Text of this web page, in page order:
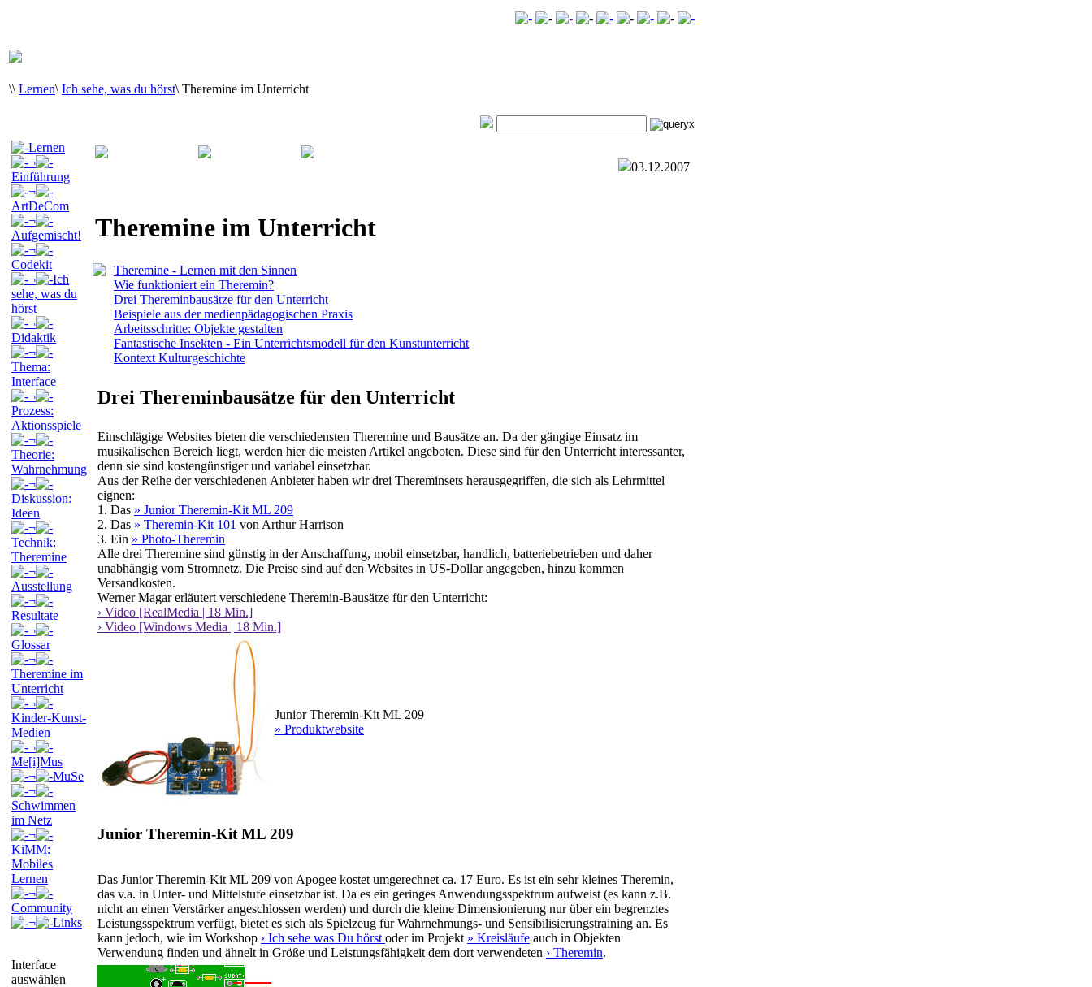
\\ Lernen\ Ich sehe, was du hörst\ Theremine im Unterricht
Lernen
¬
Einführung
¬
ArtDeCom
¬
Aufgemischt!
¬
Codekit
¬
Ich
sehe, was du
hörst
¬
Didaktik
¬
Thema:
Interface
¬
Prozess:
Aktionsspiele
¬
Theorie:
Wahrnehmung
¬
Diskussion:
Ideen
¬
Technik:
Theremine
¬
Ausstellung
¬
Resultate
¬
Glossar
¬
Theremine im
Unterricht
¬
Kinder-Kunst-
Medien
¬
Me[i]Mus
¬
MuSe
¬
Schwimmen
im Netz
¬
KiMM:
Mobiles
Lernen
¬
Community
¬
Links
Interface
auswählen
03.12.2007
Theremine im Unterricht
Theremine - Lernen mit den Sinnen
Wie funktioniert ein Theremin?
Drei Thereminbausätze für den Unterricht
Beispiele aus der medienpädagogischen Praxis
Arbeitsschritte: Objekte gestalten
Fantastische Insekten - Ein Unterrichtsmodell für den Kunstunterricht
Kontext Kulturgeschichte
Drei Thereminbausätze für den Unterricht
Einschlägige Websites bieten die verschiedensten Theremine und Bausätze an. Da der gängige Einsatz im
musikalischen Bereich liegt, werden hier die meisten Artikel angeboten. Diese sind für den Unterricht interessanter,
denn sie sind kostengünstiger und variabel einsetzbar.
Aus der Reihe der verschiedenen Anbieter haben wir drei Thereminsets herausgegriffen, die sich als Lehrmittel
eignen:
1. Das » Junior Theremin-Kit ML 209
2. Das » Theremin-Kit 101 von Arthur Harrison
3. Ein » Photo-Theremin
Alle drei Theremine sind günstig in der Anschaffung, mobil einsetzbar, handlich, batteriebetrieben und daher
unabhängig vom Stromnetz. Die Preise sind auf den Websites in US-Dollar angegeben, hinzu kommen
Versandkosten.
Werner Magar erläutert verschiedene Theremin-Bausätze für den Unterricht:
› Video [RealMedia | 18 Min.]
› Video [Windows Media | 18 Min.]
Junior Theremin-Kit ML 209
» Produktwebsite
Junior Theremin-Kit ML 209
Das Junior Theremin-Kit ML 209 von Apogee kostet umgerechnet ca. 17 Euro. Es ist ein sehr kleines Theremin,
das v.a. in Unter- und Mittelstufe einsetzbar ist. Da es ein geringes Anwendungsspektrum aufweist (es kann z.B.
nicht an einen Verstärker angeschlossen werden) und durch die kleine Dimensionierung nur über ein begrenztes
Leistungsspektrum verfügt, bietet es sich als Spielzeug für Wahrnehmungs- und Sensibilisierungstraining an. Es
kann jedoch, wie im Workshop › Ich sehe was Du hörstoder im Projekt » Kreisläufe auch in Objekten
Verwendung finden und ähnelt in Größe und Leistungsfähigkeit dem dort verwendeten › Theremin.